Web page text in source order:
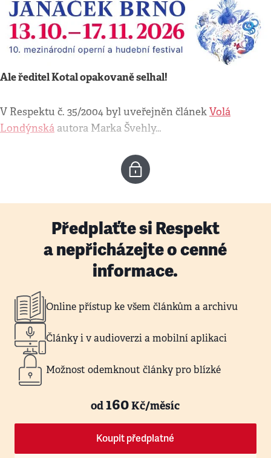
Ale ředitel Kotal opakovaně selhal!
V Respektu č. 35/2004 byl uveřejněn článekVolá
Londýnská autora Marka Švehly…
Předplaťte si Respekt
a nepřicházejte o cenné
informace.
Online přístup ke všem článkům a archivu
Články i v audioverzi a mobilní aplikaci
Možnost odemknout články pro blízké
od160Kč/měsíc
Koupit předplatné